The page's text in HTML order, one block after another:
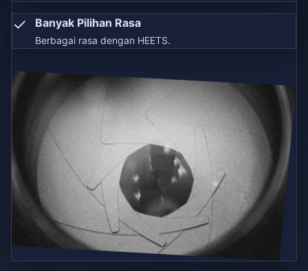
✓ Banyak Pilihan Rasa
Berbagai rasa dengan HEETS.